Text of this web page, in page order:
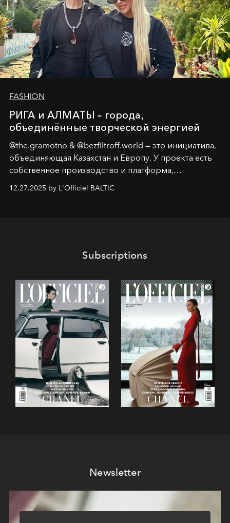
FASHION
РИГА и АЛМАТЫ – города,
объединённые творческой энергией
@the.gramotno & @bezfiltroff.world — это инициатива,
объединяющая Казахстан и Европу. У проекта есть
собственное производство и платформа,
решения для дизайнеров и молодых брендов.
12.27.2025 by L'Officiel BALTIC
Subscriptions
Newsletter